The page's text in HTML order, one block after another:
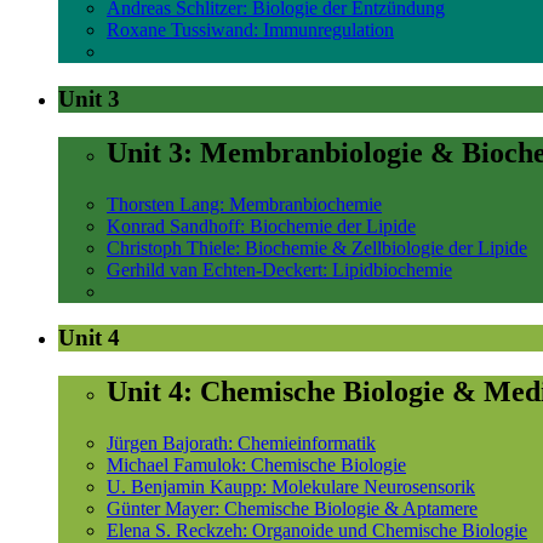
Andreas Schlitzer: Biologie der Entzündung
Roxane Tussiwand: Immunregulation
Unit 3
Unit 3: Membranbiologie &
Thorsten Lang: Membranbiochemie
Konrad Sandhoff: Biochemie der Lipide
Christoph Thiele: Biochemie & Zellbiologie der Lipide
Gerhild van Echten-Deckert: Lipidbiochemie
Unit 4
Unit 4: Chemische Biologie &
Jürgen Bajorath: Chemieinformatik
Michael Famulok: Chemische Biologie
U. Benjamin Kaupp: Molekulare Neurosensorik
Günter Mayer: Chemische Biologie & Aptamere
Elena S. Reckzeh: Organoide und Chemische Biologie